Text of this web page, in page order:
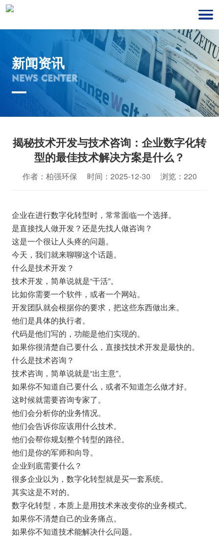
新闻资讯
NEWS CENTER
揭秘技术开发与技术咨询：企业数字化转
型的最佳技术解决方案是什么？
作者：柏强环保 时间：2025-12-30 浏览：220
企业在进行数字化转型时，常常面临一个选择。
是直接找人做开发？还是先找人做咨询？
这是一个很让人头疼的问题。
今天，我们就来聊聊这个话题。
什么是技术开发？
技术开发，简单说就是“干活”。
比如你需要一个软件，或者一个网站。
开发团队就会根据你的要求，把这些东西做出来。
他们是具体的执行者。
代码是他们写的，功能是他们实现的。
如果你很清楚自己要什么，直接找技术开发是最快的。
什么是技术咨询？
技术咨询，简单说就是“出主意”。
如果你不知道自己要什么，或者不知道怎么做才好。
这时候就需要咨询专家了。
他们会分析你的业务情况。
他们会告诉你应该用什么技术。
他们会帮你规划整个转型的路径。
他们是你的军师和向导。
企业到底需要什么？
很多企业以为，数字化转型就是买一套系统。
其实这是不对的。
数字化转型，本质上是用技术来改变你的业务模式。
如果你不清楚自己的业务痛点。
如果你不知道技术能解决什么问题。